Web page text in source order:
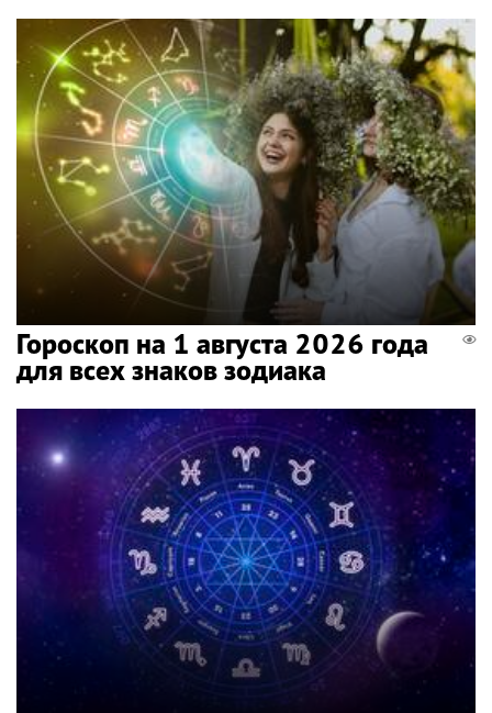
Гороскоп на 1 августа 2026 года
для всех знаков зодиака